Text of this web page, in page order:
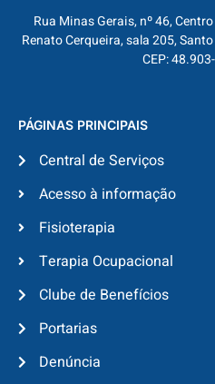
Rua Minas Gerais, nº 46,
Renato Cerqueira, sala 205,
CEP:
PÁGINAS PRINCIPAIS
Central de Serviços
Acesso à informação
Fisioterapia
Terapia Ocupacional
Clube de Benefícios
Portarias
Denúncia